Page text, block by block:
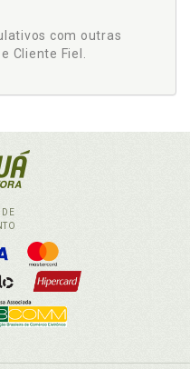
com outras
Cliente Fiel.
DE